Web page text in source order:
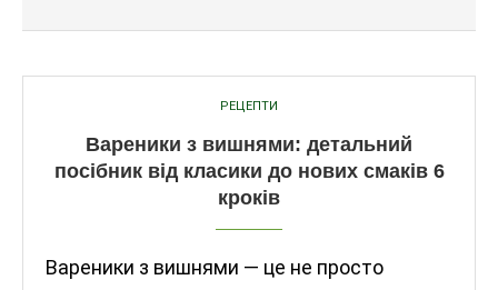
РЕЦЕПТИ
Вареники з вишнями: детальний
посібник від класики до нових смаків 6
кроків
Вареники з вишнями — це не просто